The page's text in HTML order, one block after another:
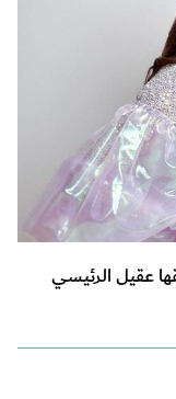
عقيل الرئيسي